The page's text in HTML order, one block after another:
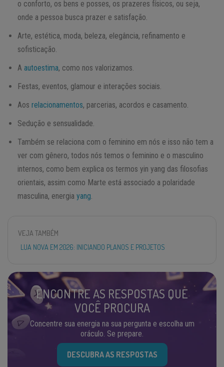
o conforto, os bens e posses, os prazeres físicos, ou seja,
onde a pessoa busca prazer e satisfação.
Arte, estética, moda, beleza, elegância, refinamento e
sofisticação.
A autoestima, como nos valorizamos.
Festas, eventos, glamour e interações sociais.
Aos relacionamentos, parcerias, acordos e casamento.
Sedução e sensualidade.
Também se relaciona com o feminino em nós e isso não tem a
ver com gênero, todos nós temos o feminino e o masculino
internos, como bem explica os termos yin yang das filosofias
orientais, assim como Marte está associado a polaridade
masculina, energia yang.
VEJA TAMBÉM
LUA NOVA EM 2026: INICIANDO PLANOS E PROJETOS
ENCONTRE AS RESPOSTAS QUE
VOCÊ PROCURA
Concentre sua energia na sua pergunta e escolha um
oráculo. Se prepare.
DESCUBRA AS RESPOSTAS